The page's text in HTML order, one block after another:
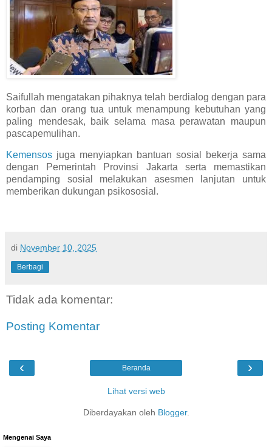
Saifullah mengatakan pihaknya telah berdialog dengan para
korban dan orang tua untuk menampung kebutuhan yang
paling mendesak, baik selama masa perawatan maupun
pascapemulihan.
Kemensos juga menyiapkan bantuan sosial bekerja sama
dengan Pemerintah Provinsi Jakarta serta memastikan
pendamping sosial melakukan asesmen lanjutan untuk
memberikan dukungan psikososial.
di November 10, 2025
Berbagi
Tidak ada komentar:
Posting Komentar
‹ ›
Beranda
Lihat versi web
Diberdayakan oleh Blogger.
Mengenai Saya